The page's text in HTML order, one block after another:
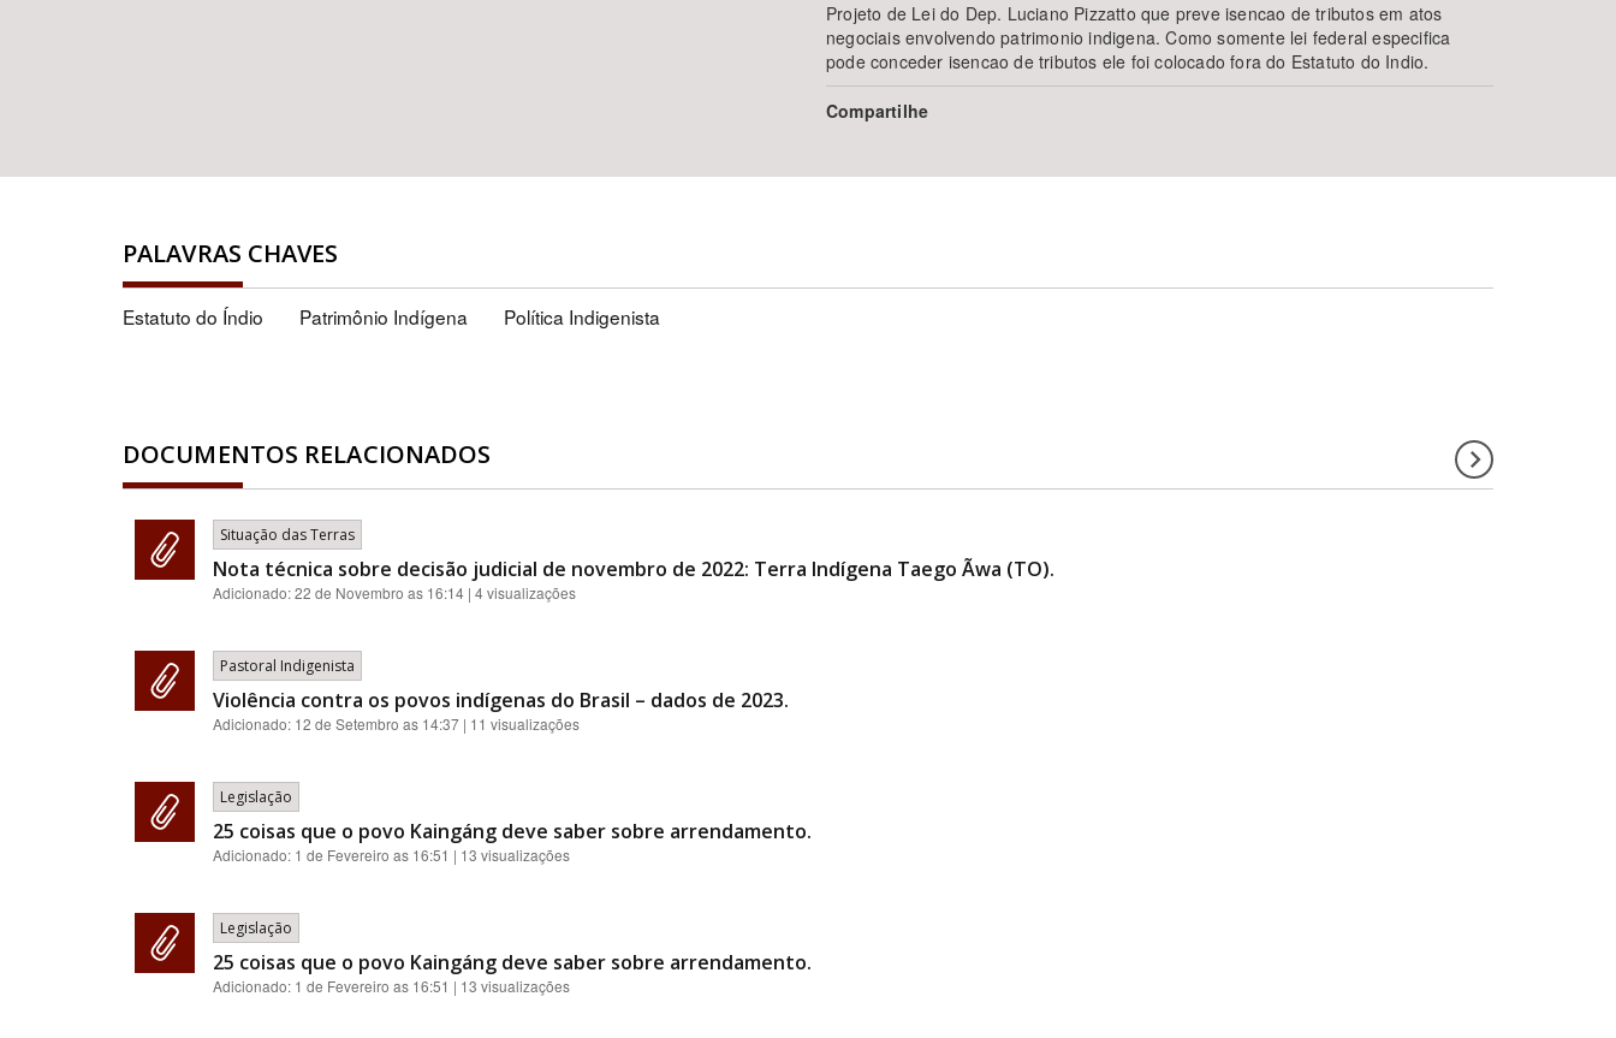
Projeto de Lei do Dep. Luciano Pizzatto que preve isencao de tributos em atos
negociais envolvendo patrimonio indigena. Como somente lei federal especifica
pode conceder isencao de tributos ele foi colocado fora do Estatuto do Indio.
Compartilhe
PALAVRAS CHAVES
Estatuto do Índio Patrimônio Indígena Política Indigenista
DOCUMENTOS RELACIONADOS
Situação das Terras
Nota técnica sobre decisão judicial de novembro de 2022: Terra Indígena Taego Ãwa (TO).
Adicionado:22 de Novembro as 16:14 | 4 visualizações
Pastoral Indigenista
Violência contra os povos indígenas do Brasil – dados de 2023.
Adicionado: 12 de Setembro as 14:37 | 11 visualizações
Legislação
25 coisas que o povo Kaingáng deve saber sobre arrendamento.
Adicionado: 1 de Fevereiro as 16:51 | 13 visualizações
Legislação
25 coisas que o povo Kaingáng deve saber sobre arrendamento.
Adicionado: 1 de Fevereiro as 16:51 | 13 visualizações